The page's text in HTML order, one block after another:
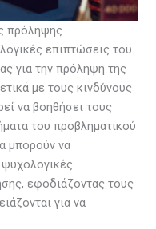
πρόληψης
επιπτώσεις του
για την πρόληψη της
με τους κινδύνους
να βοηθήσει τους
του προβληματικού
μπορούν να
εφοδιάζοντας τους
για να